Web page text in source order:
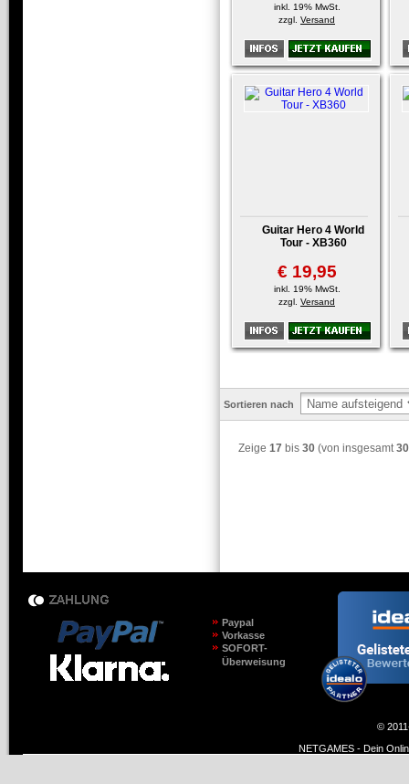
inkl. 19% MwSt.
zzgl. Versand
Guitar Hero 4 World
Tour - XB360
€ 19,95
inkl. 19% MwSt.
zzgl. Versand
Sortieren nach
Zeige 17 bis 30 (von insgesamt30
Paypal
Vorkasse
SOFORT-
Überweisung
©
NETGAMES - Dein